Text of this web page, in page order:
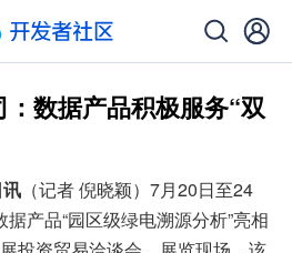
数据产品积极服务“双
（记者 倪晓颖）7月20日至24
产品“园区级绿电溯源分析”亮相